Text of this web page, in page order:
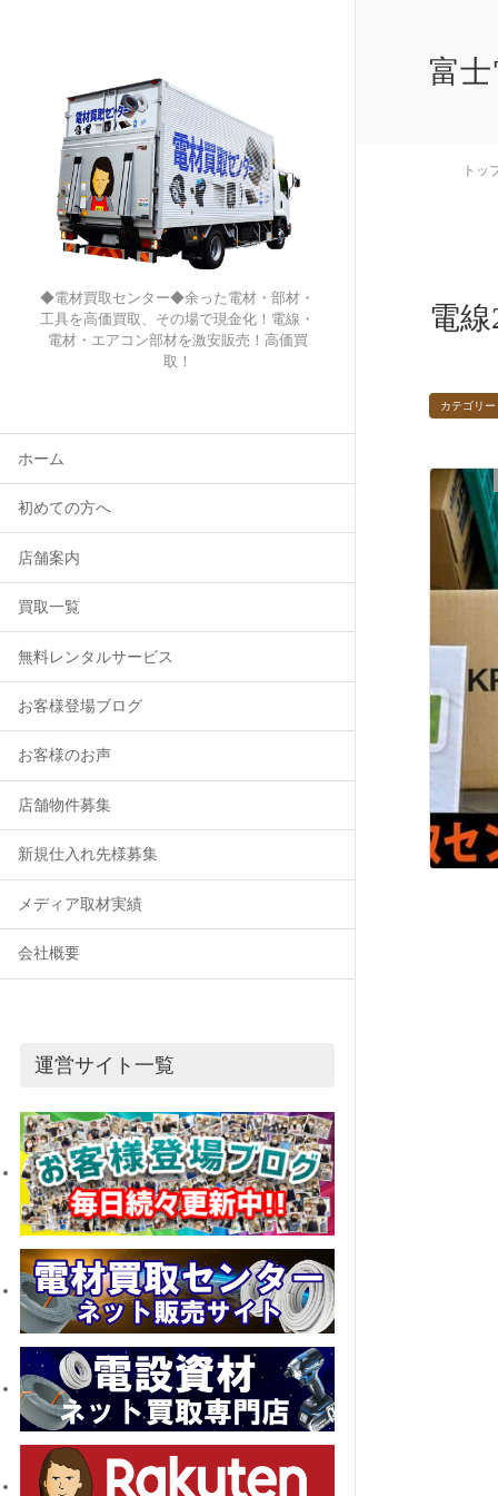
◆電材買取センター◆余った電材・部材・
工具を高価買取、その場で現金化！電線・
電材・エアコン部材を激安販売！高価買
取！
ホーム
初めての方へ
店舗案内
買取一覧
無料レンタルサービス
お客様登場ブログ
お客様のお声
店舗物件募集
新規仕入れ先様募集
メディア取材実績
会社概要
運営サイト一覧
富
トッ
電線
カテゴリー